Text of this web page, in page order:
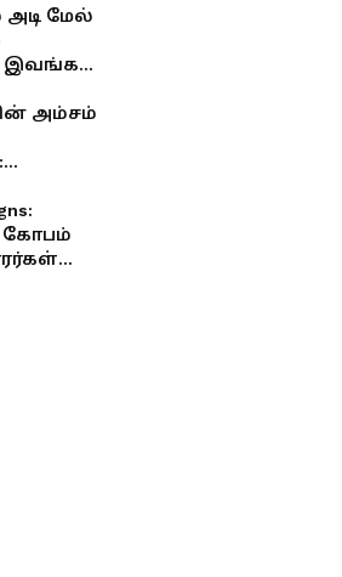
மேல்
இவங்க
அம்சம்
கோபம்